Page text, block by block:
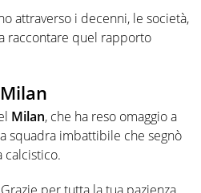
attraverso i decenni, le società,
raccontare quel rapporto
Milan, che ha reso omaggio a
squadra imbattibile che segnò
calcistico.